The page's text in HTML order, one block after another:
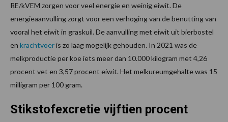
RE/kVEM zorgen voor veel energie en weinig eiwit. De
energieaanvulling zorgt voor een verhoging van de benutting van
vooral het eiwit in graskuil. De aanvulling met eiwit uit bierbostel
en krachtvoeris zo laag mogelijk gehouden. In 2021 was de
melkproductie per koe iets meer dan 10.000 kilogram met 4,26
procent vet en 3,57 procent eiwit. Het melkureumgehalte was 15
milligram per 100 gram.
Stikstofexcretie vijftien procent